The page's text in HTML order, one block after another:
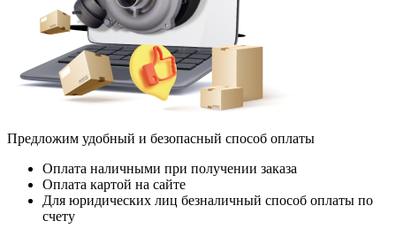
Предложим удобный и безопасный способ оплаты
Оплата наличными при получении заказа
Оплата картой на сайте
Для юридических лиц безналичный способ оплаты по
счету